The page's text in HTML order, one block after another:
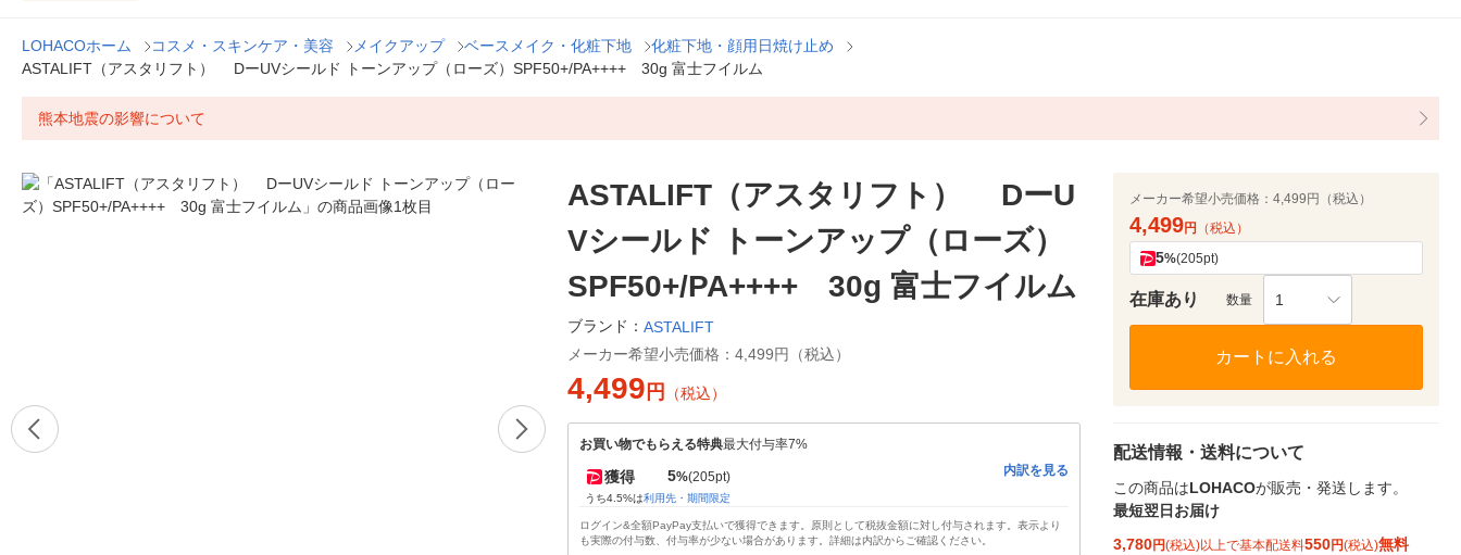
LOHACOホーム コスメ・スキンケア・美容 メイクアップ ベースメイク・化粧下地
化粧下地・顔用日焼け止め
ASTALIFT（アスタリフト） DーUVシールド トーンアップ（ローズ）SPF50+/PA++++ 30g 富士フイルム
熊本地震の影響について
ASTALIFT（アスタリフト） DーU
Vシールド トーンアップ（ローズ）
SPF50+/PA++++ 30g 富士フイルム
ブランド： ASTALIFT
メーカー希望小売価格： 4,499円（税込）
4,499 円 （税込）
お買い物でもらえる特典最大付与率7%
獲得 5%(205pt)
うち4.5%は利用先・期間限定
内訳を見る
ログイン&全額PayPay支払いで獲得できます。原則として税抜金額に対し付与されます。表示より
も実際の付与数、付与率が少ない場合があります。詳細は内訳からご確認ください。
メーカー希望小売価格： 4,499円（税込）
4,499円 （税込）
5%(205pt)
在庫あり 数量 1
カートに入れる
配送情報・送料について
この商品はLOHACOが販売・発送します。
最短翌日お届け
3,780円(税込)以上で基本配送料550円(税込)無料